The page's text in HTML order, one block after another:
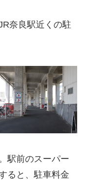
奈良駅近くの駐
駅前のスーパー
ると、駐車料金